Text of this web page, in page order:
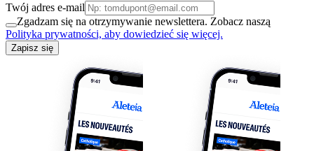
Twój adres e-mail
Zgadzam się na otrzymywanie newslettera. Zobacz naszą
Polityka prywatności, aby dowiedzieć się więcej.
Zapisz się